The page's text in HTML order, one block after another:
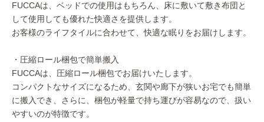
FUCCAは、ベッドでの使用はもちろん、床に敷いて敷き布団と
して使用しても優れた快適さを提供します。
お客様のライフタイルに合わせて、快適な眠りをお届けします。
・圧縮ロール梱包で簡単搬入
FUCCAは、圧縮ロール梱包でお届けいたします。
コンパクトなサイズになるため、玄関や廊下が狭いお宅でも簡単
に搬入でき、さらに、梱包が軽量で持ち運びが容易なので、扱い
やすいのが特徴です。